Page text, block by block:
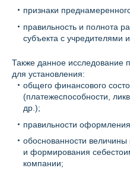
признаки
правильность и полнота
субъекта с учредителями
Также данное исследование
для установления:
общего финансового
(платежеспособности,
др.);
правильности
обоснованности
и формирования
компании;